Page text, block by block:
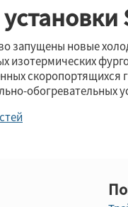
запущены новые
изотермических
скоропортящихся
обогревательных